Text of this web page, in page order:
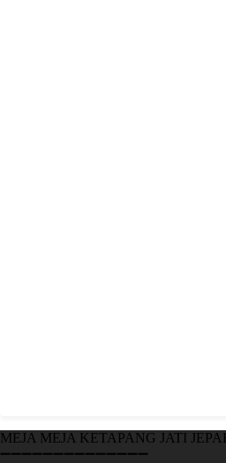
MEJA MEJA KETAPANG JATI
➖➖➖➖➖➖➖➖➖➖➖➖➖➖